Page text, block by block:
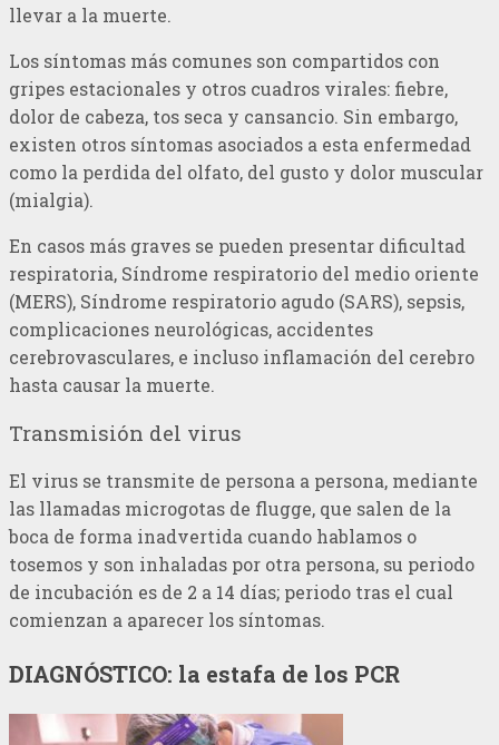
llevar a la muerte.
Los síntomas más comunes son compartidos con
gripes estacionales y otros cuadros virales: fiebre,
dolor de cabeza, tos seca y cansancio. Sin embargo,
existen otros síntomas asociados a esta enfermedad
como la perdida del olfato, del gusto y dolor muscular
(mialgia).
En casos más graves se pueden presentar dificultad
respiratoria, Síndrome respiratorio del medio oriente
(MERS), Síndrome respiratorio agudo (SARS), sepsis,
complicaciones neurológicas, accidentes
cerebrovasculares, e incluso inflamación del cerebro
hasta causar la muerte.
Transmisión del virus
El virus se transmite de persona a persona, mediante
las llamadas microgotas de flugge, que salen de la
boca de forma inadvertida cuando hablamos o
tosemos y son inhaladas por otra persona, su periodo
de incubación es de 2 a 14 días; periodo tras el cual
comienzan a aparecer los síntomas.
DIAGNÓSTICO: la estafa de los PCR